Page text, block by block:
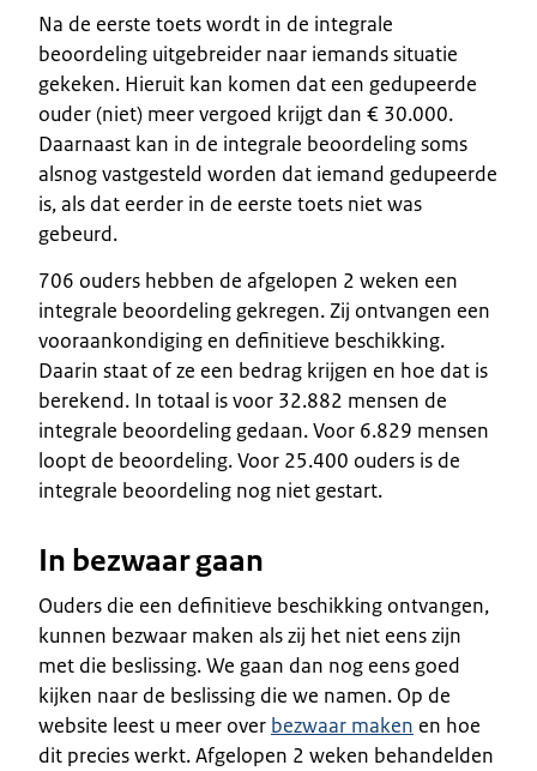
Na de eerste toets wordt in de integrale
beoordeling uitgebreider naar iemands situatie
gekeken. Hieruit kan komen dat een gedupeerde
ouder (niet) meer vergoed krijgt dan € 30.000.
Daarnaast kan in de integrale beoordeling soms
alsnog vastgesteld worden dat iemand gedupeerde
is, als dat eerder in de eerste toets niet was
gebeurd.
706 ouders hebben de afgelopen 2 weken een
integrale beoordeling gekregen. Zij ontvangen een
vooraankondiging en definitieve beschikking.
Daarin staat of ze een bedrag krijgen en hoe dat is
berekend. In totaal is voor 32.882 mensen de
integrale beoordeling gedaan. Voor 6.829 mensen
loopt de beoordeling. Voor 25.400 ouders is de
integrale beoordeling nog niet gestart.
In bezwaar gaan
Ouders die een definitieve beschikking ontvangen,
kunnen bezwaar maken als zij het niet eens zijn
met die beslissing. We gaan dan nog eens goed
kijken naar de beslissing die we namen. Op de
website leest u meer over bezwaar maken en hoe
dit precies werkt. Afgelopen 2 weken behandelden